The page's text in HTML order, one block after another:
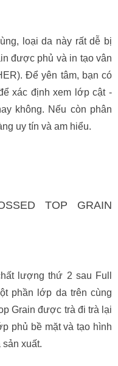
loại da này rất dễ bị
được phủ và in tạo vân
Để yên tâm, bạn có
xác định xem lớp cật -
không. Nếu còn phân
uy tín và am hiểu.
TOP GRAIN
lượng thứ 2 sau Full
phần lớp da trên cùng
Grain được trà đi trà lại
phủ bề mặt và tạo hình
xuất.